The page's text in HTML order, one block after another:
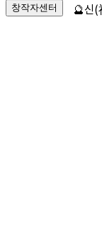
창작자센터 🔮신(